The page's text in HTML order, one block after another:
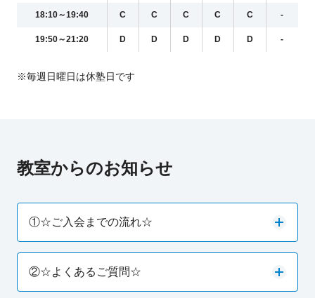
18:10～19:40 C C C C C -
19:50～21:20 D D D D D -
※毎週日曜日は休塾日です
教室からのお知らせ
①☆ご入会までの流れ☆
②☆よくあるご質問☆